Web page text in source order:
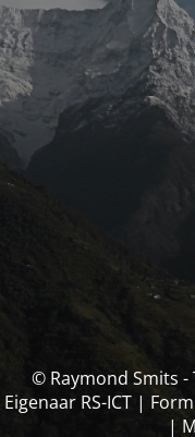
© Raymond Smits -
Eigenaar RS-ICT |
|